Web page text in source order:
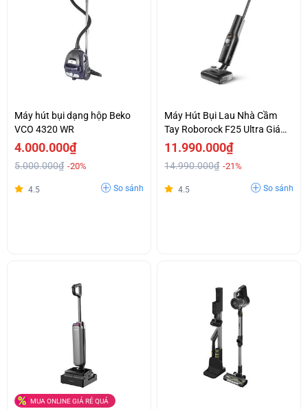
Máy hút bụi dạng hộp Beko
VCO 4320 WR
4.000.000₫
5.000.000₫ -20%
4.5 So sánh
Máy Hút Bụi Lau Nhà Cầm
Tay Roborock F25 Ultra Giá
Tốt
11.990.000₫
14.990.000₫ -21%
4.5 So sánh
MUA ONLINE GIÁ RẺ QUÁ